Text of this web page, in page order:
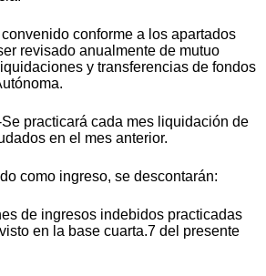
conforme a los apartados
revisado anualmente de mutuo
y transferencias de fondos
practicará cada mes liquidación de
en el mes anterior.
como ingreso, se descontarán:
de ingresos indebidos practicadas
en la base cuarta.7 del presente